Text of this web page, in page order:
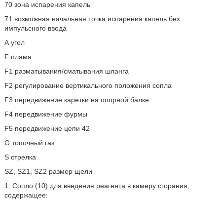
70 зона испарения капель
71 возможная начальная точка испарения капель без
импульсного ввода
А угол
F пламя
F1 разматывания/сматывания шланга
F2 регулирование вертикального положения сопла
F3 передвижение каретки на опорной балке
F4 передвижение фурмы
F5 передвижение цепи 42
G топочный газ
S стрелка
SZ, SZ1, SZ2 размер щели
1. Сопло (10) для введения реагента в камеру сгорания,
содержащее: